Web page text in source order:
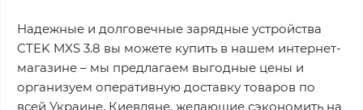
Надежные и долговечные зарядные устройства
CTEK MXS 3.8 вы можете купить в нашем интернет-
магазине – мы предлагаем выгодные цены и
организуем оперативную доставку товаров по
всей Украине. Киевляне, желающие сэкономить на